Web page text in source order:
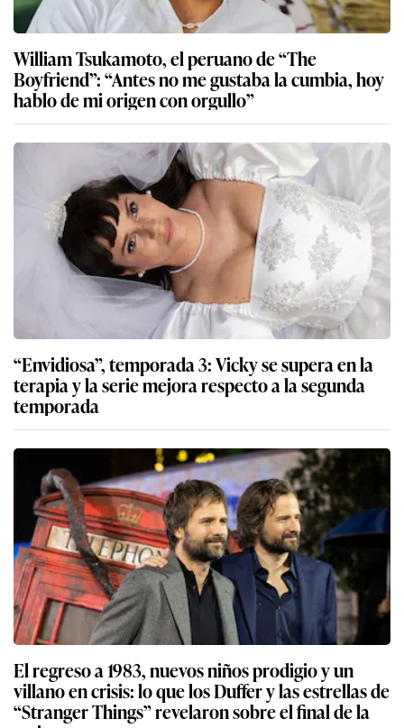
William Tsukamoto, el peruano de “The
Boyfriend”: “Antes no me gustaba la cumbia, hoy
hablo de mi origen con orgullo”
“Envidiosa”, temporada 3: Vicky se supera en la
terapia y la serie mejora respecto a la segunda
temporada
El regreso a 1983, nuevos niños prodigio y un
villano en crisis: lo que los Duffer y las estrellas de
“Stranger Things” revelaron sobre el final de la